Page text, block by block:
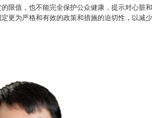
限值，也不能完全保护公众健康，提示对心脏
为严格和有效的政策和措施的迫切性，以减